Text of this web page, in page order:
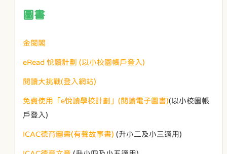
圖書
金閱閣
eRead 悅讀計劃 (以小校園帳戶登入)
閱讀大挑戰(登入網站)
免費使用「e悅讀學校計劃」(閱讀電子圖書)(以小校園帳
戶登入)
ICAC德育圖書(有聲故事書) (升小二及小三適用)